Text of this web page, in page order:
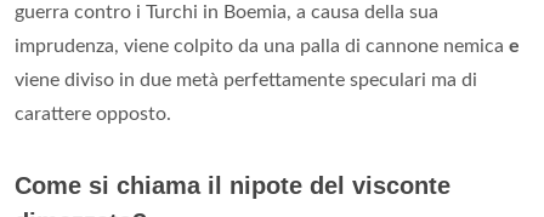
guerra contro i Turchi in Boemia, a causa della sua
imprudenza, viene colpito da una palla di cannone nemica e
viene diviso in due metà perfettamente speculari ma di
carattere opposto.
Come si chiama il nipote del visconte